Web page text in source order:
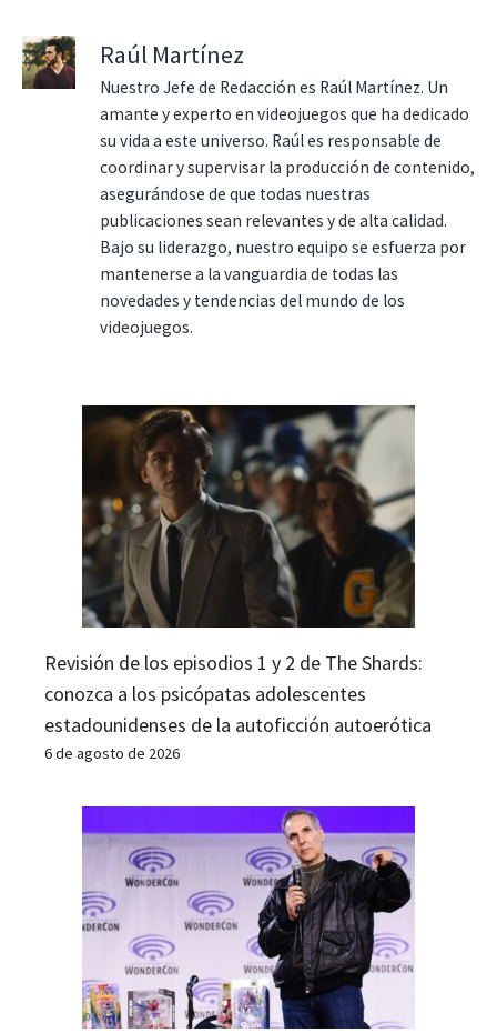
Raúl Martínez
Nuestro Jefe de Redacción es Raúl Martínez. Un
amante y experto en videojuegos que ha dedicado
su vida a este universo. Raúl es responsable de
coordinar y supervisar la producción de contenido,
asegurándose de que todas nuestras
publicaciones sean relevantes y de alta calidad.
Bajo su liderazgo, nuestro equipo se esfuerza por
mantenerse a la vanguardia de todas las
novedades y tendencias del mundo de los
videojuegos.
Revisión de los episodios 1 y 2 de The Shards:
conozca a los psicópatas adolescentes
estadounidenses de la autoficción autoerótica
6 de agosto de 2026